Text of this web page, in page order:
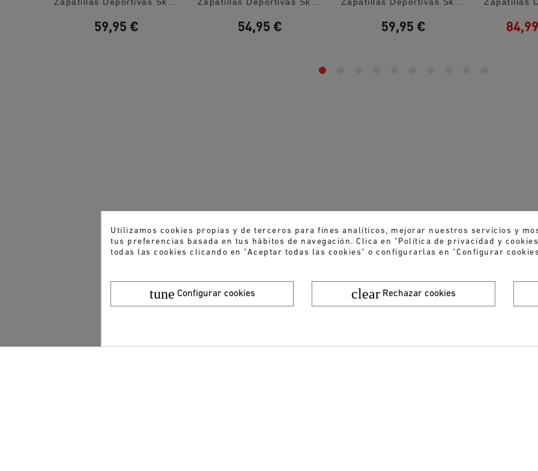
59,95 € 54,95 € 59,95 €
Utilizamos cookies propias y de terceros para fines analíticos, mejorar nuestros servicios y
tus preferencias basada en tus hábitos de navegación. Clica en "Política de privacidad y
todas las cookies clicando en "Aceptar todas las cookies" o configurarlas en "Configurar
clear Rechazar cookies
tune Configurar cookies